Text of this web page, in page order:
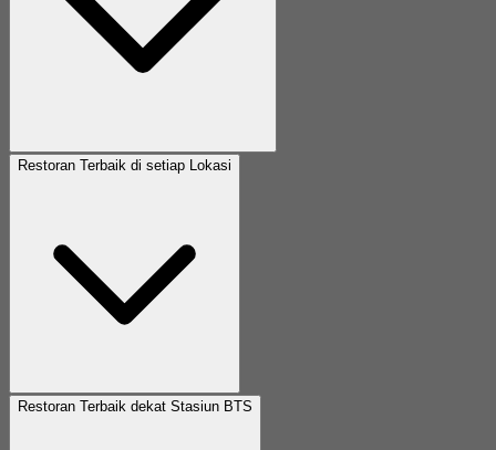
Restoran Terbaik di setiap Lokasi
Restoran Terbaik dekat Stasiun BTS